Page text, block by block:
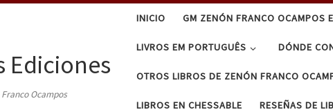
Ediciones
Ocampos
INICIO GM ZENÓN FRANCO OCAMPOS
LIVROS EM PORTUGUÊS DÓNDE
OTROS LIBROS DE ZENÓN FRANCO
LIBROS EN CHESSABLE RESEÑAS DE